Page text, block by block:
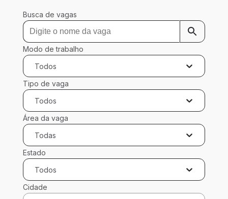
Busca de vagas
Modo de trabalho
Todos
Tipo de vaga
Todos
Área da vaga
Todas
Estado
Todos
Cidade